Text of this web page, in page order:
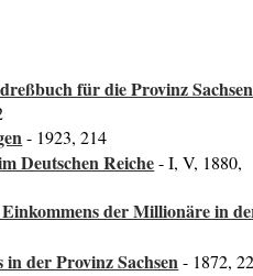
für die Provinz Sachsen
- 1923, 214
Deutschen Reiche- I, V, 1880,
der Millionäre in
in der Provinz Sachsen- 1872,